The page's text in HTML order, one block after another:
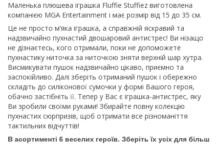
Маленька плюшева іграшка Fluffie Stuffiez виготовлена ​​
компанією MGA Entertainment і має розмір від 15 до 35 см.
Це не просто м’яка іграшка, а справжній яскравий та
надзвичайно пухнастий двошаровий антистрес! Ви нізащо
не дізнаєтесь, кого отримали, поки не допоможете
пухнастику ниточка за ниточкою зняти верхній шар хутра.
Висмикувати пушок надзвичайно цікаво, приємно та
заспокійливо. Далі зберіть отриманий пушок і обережно
складіть до силіконової сумочки у формі Вашого героя,
обачно застібніть її. Тепер у Вас є іграшка-антистрес, яку
Ви зробили своїми руками! Збирайте повну колекцію
пухнастих сюрпризів, щоб отримати все різноманіття
тактильних відчуттів!
В асортименті 6 веселих героїв. Зберіть їх усіх для більш